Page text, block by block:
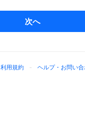
次へ
利用規約
ヘルプ・お問い